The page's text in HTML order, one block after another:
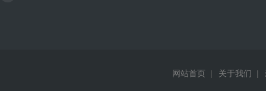
网站首页 | 关于我们 |